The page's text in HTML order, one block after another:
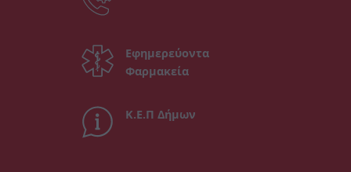
Εφημερεύοντα
Φαρμακεία
Κ.Ε.Π Δήμων